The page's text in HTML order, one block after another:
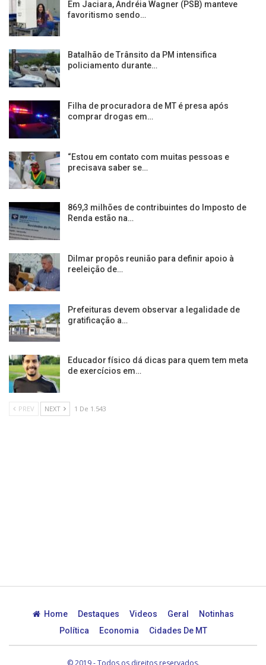
Em Jaciara, Andréia Wagner (PSB) manteve
favoritismo sendo…
Batalhão de Trânsito da PM intensifica
policiamento durante…
Filha de procuradora de MT é presa após
comprar drogas em…
“Estou em contato com muitas pessoas e
precisava saber se…
869,3 milhões de contribuintes do Imposto de
Renda estão na…
Dilmar propôs reunião para definir apoio à
reeleição de…
Prefeituras devem observar a legalidade de
gratificação a…
Educador físico dá dicas para quem tem meta
de exercícios em…
PREV NEXT 1 De 1.543
Home Destaques Videos Geral
Notinhas
Política
Economia Cidades De MT
© 2019 - Todos os direitos reservados.